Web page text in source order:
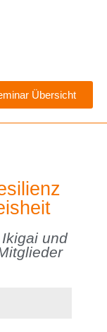
Übersicht
und